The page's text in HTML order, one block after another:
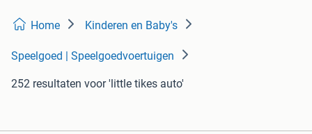
Home Kinderen en Baby's
Speelgoed | Speelgoedvoertuigen
252 resultaten voor 'little tikes auto'